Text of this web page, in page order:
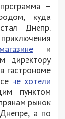
–
куда
Днепр.
и
директору
гастрономе
не хотели
пунктом
рынок
а по